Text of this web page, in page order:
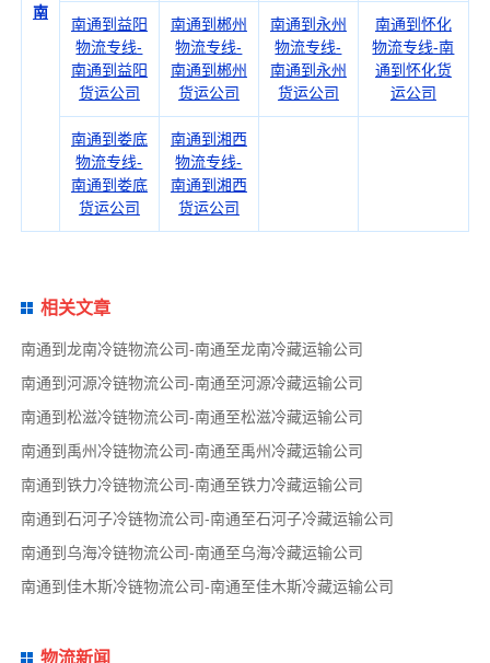
南
南通到益阳
物流专线-
南通到益阳
货运公司
南通到郴州
物流专线-
南通到郴州
货运公司
南通到永州
物流专线-
南通到永州
货运公司
南通到怀化
物流专线-南
通到怀化货
运公司
南通到娄底
物流专线-
南通到娄底
货运公司
南通到湘西
物流专线-
南通到湘西
货运公司
相关文章
南通到龙南冷链物流公司-南通至龙南冷藏运输公司
南通到河源冷链物流公司-南通至河源冷藏运输公司
南通到松滋冷链物流公司-南通至松滋冷藏运输公司
南通到禹州冷链物流公司-南通至禹州冷藏运输公司
南通到铁力冷链物流公司-南通至铁力冷藏运输公司
南通到石河子冷链物流公司-南通至石河子冷藏运输公司
南通到乌海冷链物流公司-南通至乌海冷藏运输公司
南通到佳木斯冷链物流公司-南通至佳木斯冷藏运输公司
物流新闻